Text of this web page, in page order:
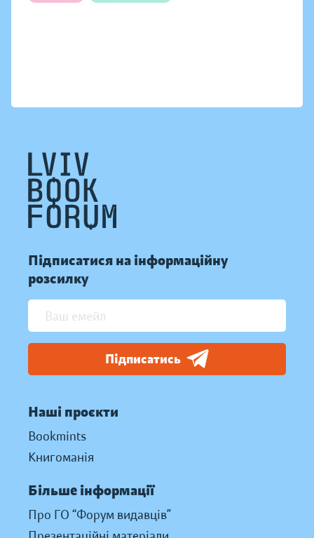
Підписатися на інформаційну
розсилку
Підписатись
Наші проєкти
Bookmints
Книгоманія
Більше інформації
Про ГО “Форум видавців”